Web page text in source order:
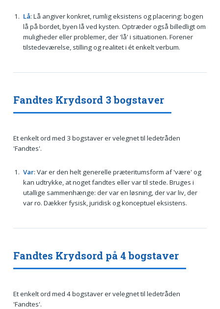
Lå: Lå angiver konkret, rumlig eksistens og placering: bogen
lå på bordet, byen lå ved kysten. Optræder også billedligt om
muligheder eller problemer, der 'lå' i situationen. Forener
tilstedeværelse, stilling og realitet i ét enkelt verbum.
Fandtes Krydsord 3 bogstaver
Et enkelt ord med 3 bogstaver er velegnet til ledetråden
'Fandtes'.
Var: Var er den helt generelle præteritumsform af 'være' og
kan udtrykke, at noget fandtes eller var til stede. Bruges i
utallige sammenhænge: der var en løsning, der var liv, der
var ro. Dækker fysisk, juridisk og konceptuel eksistens.
Fandtes Krydsord på 4 bogstaver
Et enkelt ord med 4 bogstaver er velegnet til ledetråden
'Fandtes'.